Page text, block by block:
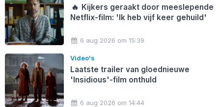
🔥 Kijkers geraakt door meeslepende
Netflix-film: 'Ik heb vijf keer gehuild'
6 aug 2026 om 15:39
Video's
Laatste trailer van gloednieuwe
'Insidious'-film onthuld
6 aug 2026 om 14:44